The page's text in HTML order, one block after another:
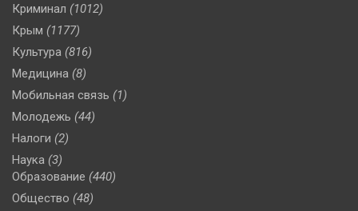
Криминал (1012)
Крым (1177)
Культура (816)
Медицина (8)
Мобильная связь (1)
Молодежь (44)
Налоги (2)
Наука (3)
Образование (440)
Общество (48)